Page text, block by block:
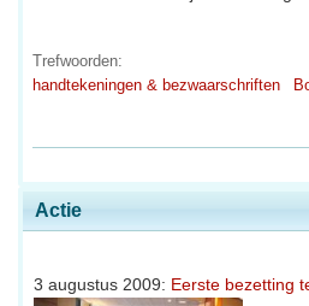
Actie
3 augustus 2009: Eerste bezetting
Trefwoorden:
handtekeningen & bezwaarschriften